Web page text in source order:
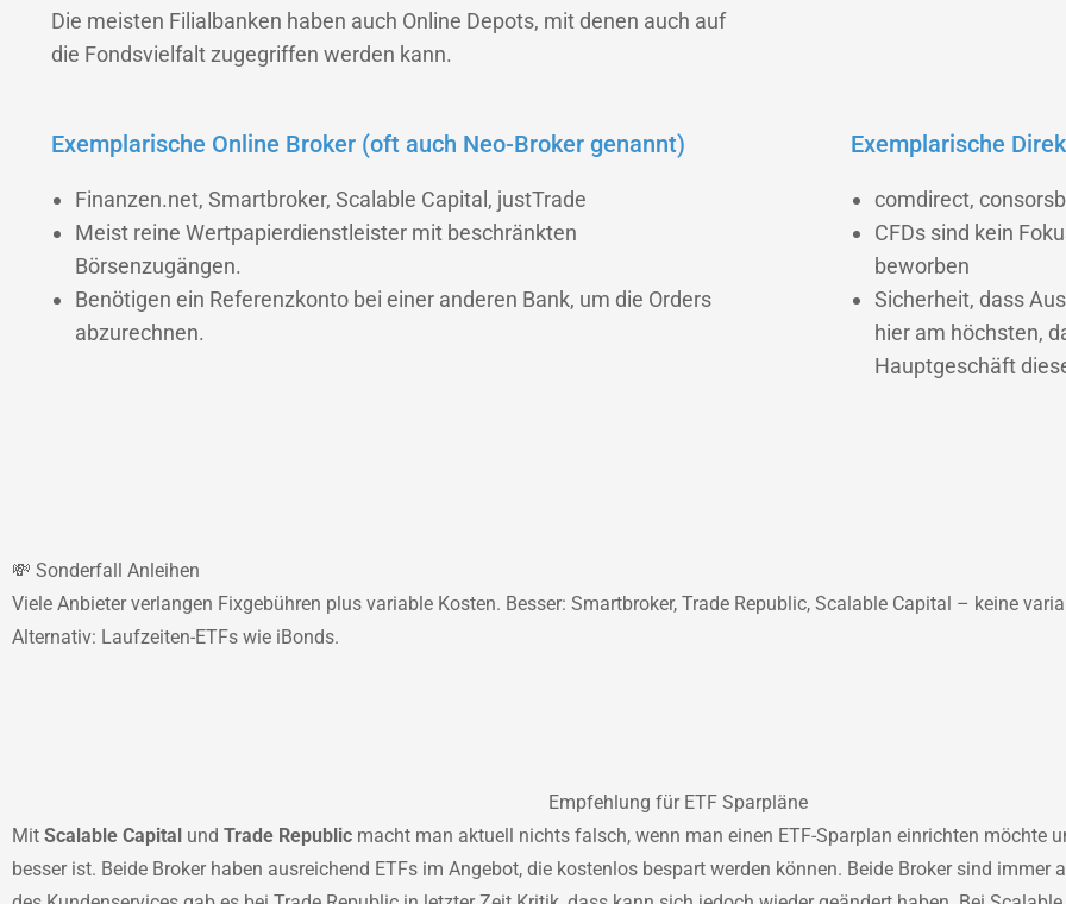
Die meisten Filialbanken haben auch Online Depots, mit denen auch auf
die Fondsvielfalt zugegriffen werden kann.
Exemplarische Online Broker (oft auch Neo-Broker genannt)
Finanzen.net, Smartbroker, Scalable Capital, justTrade
Meist reine Wertpapierdienstleister mit beschränkten
Börsenzugängen.
Benötigen ein Referenzkonto bei einer anderen Bank, um die Orders
abzurechnen.
Exemplarische
comdirect,
CFDs sind kein
beworben
Sicherheit, dass
hier am höchsten,
Hauptgeschäft
💸 Sonderfall Anleihen
Viele Anbieter verlangen Fixgebühren plus variable Kosten. Besser: Smartbroker, Trade Republic, Scalable Capital – keine
Alternativ: Laufzeiten-ETFs wie iBonds.
Empfehlung für ETF Sparpläne
Mit Scalable Capital und Trade Republic macht man aktuell nichts falsch, wenn man einen ETF-Sparplan einrichten möchte
besser ist. Beide Broker haben ausreichend ETFs im Angebot, die kostenlos bespart werden können. Beide Broker sind immer